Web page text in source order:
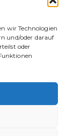
wir Technologien
und/oder darauf
oder